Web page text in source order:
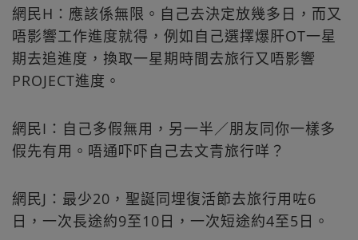
網民H：應該係無限。自己去決定放幾多日，而又
唔影響工作進度就得，例如自己選擇爆肝OT一星
期去追進度，換取一星期時間去旅行又唔影響
PROJECT進度。
網民I：自己多假無用，另一半／朋友同你一樣多
假先有用。唔通吓吓自己去文青旅行咩？
網民J：最少20，聖誕同埋復活節去旅行用咗6
日，一次長途約9至10日，一次短途約4至5日。